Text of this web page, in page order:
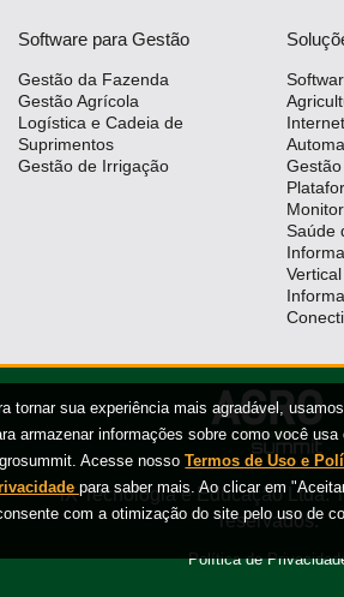
tornar sua experiência mais agradável,
armazenar informações sobre como você usa
Acesse nossoTermos de Uso e
para saber mais. Ao clicar em
com a otimização do site pelo uso de
Software para Gestão
Gestão da Fazenda
Gestão Agrícola
Logística e Cadeia de
Suprimentos
Gestão de Irrigação
Saúde
Vertical
iX Tecnologia e Educação Ltda.
reservados.
Política de